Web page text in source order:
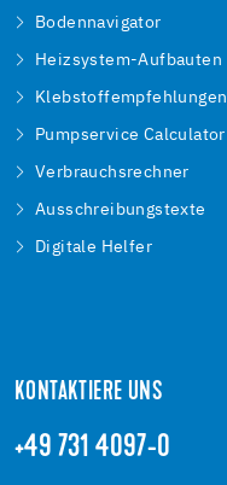
Bodennavigator
Heizsystem-Aufbauten
Klebstoffempfehlungen
Pumpservice Calculator
Verbrauchsrechner
Ausschreibungstexte
Digitale Helfer
KONTAKTIERE UNS
+49 731 4097-0